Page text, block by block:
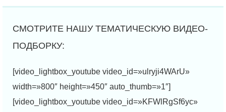
[video_lightbox_youtube video_id=»ulryji4WArU»
width=»800″ height=»450″ auto_thumb=»1″]
[video_lightbox_youtube video_id=»KFWlRgSf6yc»